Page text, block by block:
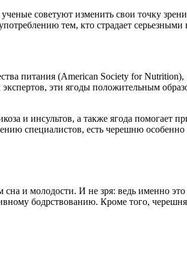
советуют изменить свои точку
тем, кто страдает серьезными
питания (American Society for Nutrition),
эти ягоды положительным
и инсультов, а также ягода помогает
специалистов, есть черешню особенно
и молодости. И не зря: ведь именно это
бодрствованию. Кроме того,